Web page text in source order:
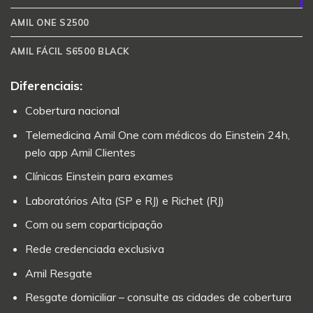
AMIL ONE S2500
AMIL FÁCIL S6500 BLACK
Diferenciais:
Cobertura nacional
Telemedicina Amil One com médicos do Einstein 24h,
pelo app Amil Clientes
Clínicas Einstein para exames
Laboratórios Alta (SP e RJ) e Richet (RJ)
Com ou sem coparticipação
Rede credenciada exclusiva
Amil Resgate
Resgate domiciliar – consulte as cidades de cobertura